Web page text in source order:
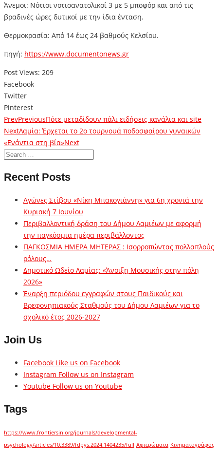
Άνεμοι: Νότιοι νοτιοανατολικοί 3 με 5 μποφόρ και από τις
βραδινές ώρες δυτικοί με την ίδια ένταση.
Θερμοκρασία: Από 14 έως 24 βαθμούς Κελσίου.
πηγή: https://www.documentonews.gr
Post Views: 209
Facebook
Twitter
Pinterest
PrevPreviousΠότε μεταδίδουν πάλι ειδήσεις κανάλια και site
NextΛαμία: Έρχεται το 2ο τουρνουά ποδοσφαίρου γυναικών
«Ενάντια στη βία»Next
Recent Posts
Αγώνες Στίβου «Νίκη Μπακογιάννη» για 6η χρονιά την
Κυριακή 7 Ιουνίου
Περιβαλλοντική δράση του Δήμου Λαμιέων με αφορμή
την παγκόσμια ημέρα περιβάλλοντος
ΠΑΓΚΟΣΜΙΑ ΗΜΕΡΑ ΜΗΤΕΡΑΣ : Ισορροπώντας πολλαπλούς
ρόλους…
Δημοτικό Ωδείο Λαμίας: «Άνοιξη Μουσικής στην πόλη
2026»
Έναρξη περιόδου εγγραφών στους Παιδικούς και
Βρεφονηπιακούς Σταθμούς του Δήμου Λαμιέων για το
σχολικό έτος 2026-2027
Join Us
Facebook Like us on Facebook
Instagram Follow us on Instagram
Youtube Follow us on Youtube
Tags
https://www.frontiersin.org/journals/developmental-
psychology/articles/10.3389/fdpys.2024.1404235/full Αφιερώματα Κινηματογράφος